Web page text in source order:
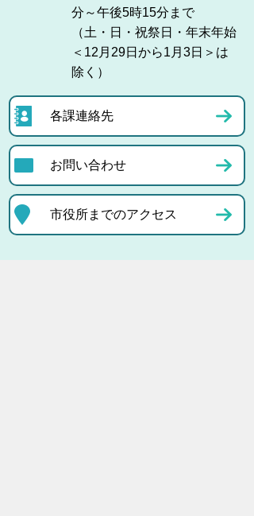
分～午後5時15分まで
（土・日・祝祭日・年末年始
＜12月29日から1月3日＞は
除く）
各課連絡先
お問い合わせ
市役所までのアクセス